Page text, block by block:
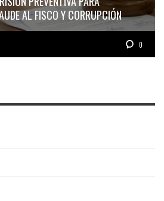
AL FISCO Y CORRUPCIÓN
0